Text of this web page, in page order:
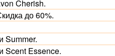
Cherish.
до 60%.
Summer.
Scent Essence.